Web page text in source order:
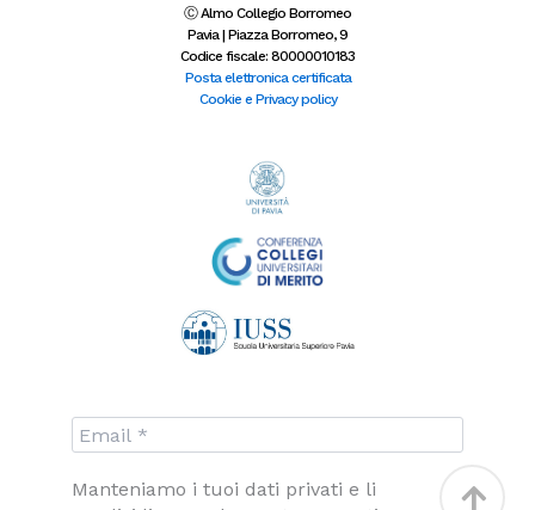
a
g
r
a
m
t
e
r
e
d
i
n
-
i
n
Ⓒ Almo Collegio Borromeo
Pavia | Piazza Borromeo, 9
Codice fiscale: 80000010183
Posta elettronica certificata
Cookie e Privacy policy
Manteniamo i tuoi dati privati e li
Torna